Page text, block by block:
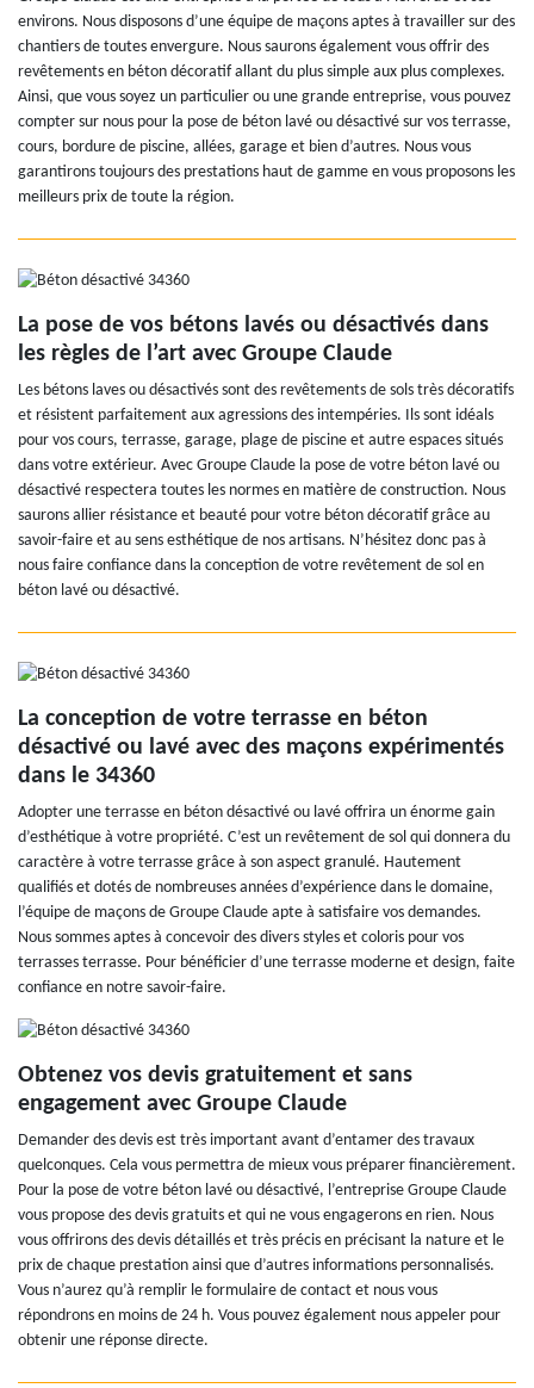
environs. Nous disposons d’une équipe de maçons aptes à travailler sur des
chantiers de toutes envergure. Nous saurons également vous offrir des
revêtements en béton décoratif allant du plus simple aux plus complexes.
Ainsi, que vous soyez un particulier ou une grande entreprise, vous pouvez
compter sur nous pour la pose de béton lavé ou désactivé sur vos terrasse,
cours, bordure de piscine, allées, garage et bien d’autres. Nous vous
garantirons toujours des prestations haut de gamme en vous proposons les
meilleurs prix de toute la région.
La pose de vos bétons lavés ou désactivés dans
les règles de l’art avec Groupe Claude
Les bétons laves ou désactivés sont des revêtements de sols très décoratifs
et résistent parfaitement aux agressions des intempéries. Ils sont idéals
pour vos cours, terrasse, garage, plage de piscine et autre espaces situés
dans votre extérieur. Avec Groupe Claude la pose de votre béton lavé ou
désactivé respectera toutes les normes en matière de construction. Nous
saurons allier résistance et beauté pour votre béton décoratif grâce au
savoir-faire et au sens esthétique de nos artisans. N’hésitez donc pas à
nous faire confiance dans la conception de votre revêtement de sol en
béton lavé ou désactivé.
La conception de votre terrasse en béton
désactivé ou lavé avec des maçons expérimentés
dans le 34360
Adopter une terrasse en béton désactivé ou lavé offrira un énorme gain
d’esthétique à votre propriété. C’est un revêtement de sol qui donnera du
caractère à votre terrasse grâce à son aspect granulé. Hautement
qualifiés et dotés de nombreuses années d’expérience dans le domaine,
l’équipe de maçons de Groupe Claude apte à satisfaire vos demandes.
Nous sommes aptes à concevoir des divers styles et coloris pour vos
terrasses terrasse. Pour bénéficier d’une terrasse moderne et design, faite
confiance en notre savoir-faire.
Obtenez vos devis gratuitement et sans
engagement avec Groupe Claude
Demander des devis est très important avant d’entamer des travaux
quelconques. Cela vous permettra de mieux vous préparer financièrement.
Pour la pose de votre béton lavé ou désactivé, l’entreprise Groupe Claude
vous propose des devis gratuits et qui ne vous engagerons en rien. Nous
vous offrirons des devis détaillés et très précis en précisant la nature et le
prix de chaque prestation ainsi que d’autres informations personnalisés.
Vous n’aurez qu’à remplir le formulaire de contact et nous vous
répondrons en moins de 24 h. Vous pouvez également nous appeler pour
obtenir une réponse directe.